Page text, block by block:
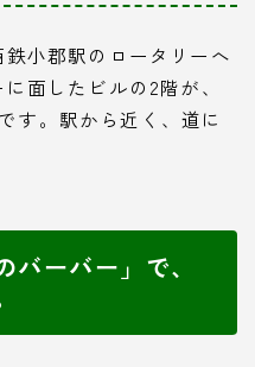
小郡駅のロータリーへ
面したビルの2階が、
す。駅から近く、道に
ーバー」で、